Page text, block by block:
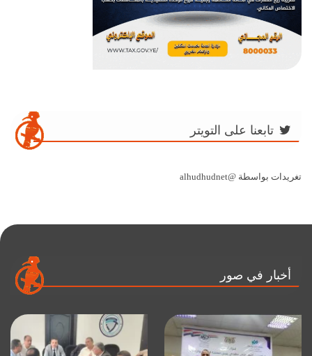
تابعنا على التويتر
تغريدات بواسطة @alhudhudnet
أخبار في صور